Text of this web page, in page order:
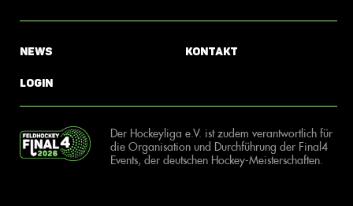
News
Login
Kontakt
Der Hockeyliga e.V. ist zudem verantwortlich für
die Organisation und Durchführung der Final4
Events, der deutschen Hockey-Meisterschaften.